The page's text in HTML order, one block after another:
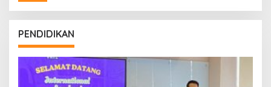
PENDIDIKAN